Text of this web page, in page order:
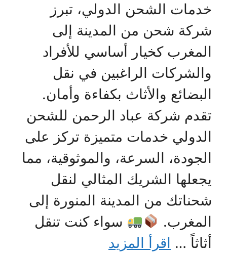
خدمات الشحن الدولي، تبرز
شركة شحن من المدينة إلى
المغرب كخيار أساسي للأفراد
والشركات الراغبين في نقل
البضائع والأثاث بكفاءة وأمان.
تقدم شركة عباد الرحمن للشحن
الدولي خدمات متميزة تركز على
الجودة، السرعة، والموثوقية، مما
يجعلها الشريك المثالي لنقل
شحناتك من المدينة المنورة إلى
المغرب.
سواء كنت تنقل
أثاثاً … اقرأ المزيد